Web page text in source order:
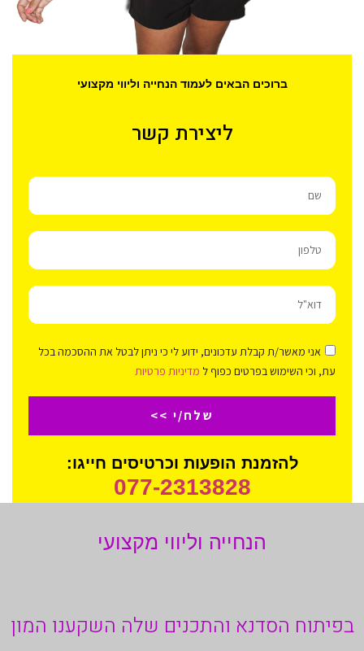
ברוכים הבאים לעמוד הנחייה וליווי מקצועי
ליצירת קשר
אני מאשר/ת קבלת עדכונים, ידוע לי כי ניתן לבטל את ההסכמה בכל
עת, וכי השימוש בפרטים כפוף ל מדיניות פרטיות
שלח/י >>
להזמנת הופעות וכרטיסים חייגו:
077-2313828
הנחייה וליווי מקצועי
בפיתוח הסדנא והתכנים שלה השקענו המון